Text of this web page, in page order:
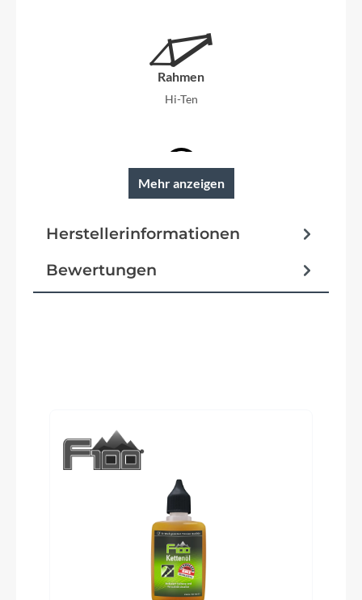
Rahmen
Hi-Ten
Reifen
Modelljahr
2022
Hinterrad Nabe
Formula DX
Mehr anzeigen
Herstellerinformationen
Bewertungen